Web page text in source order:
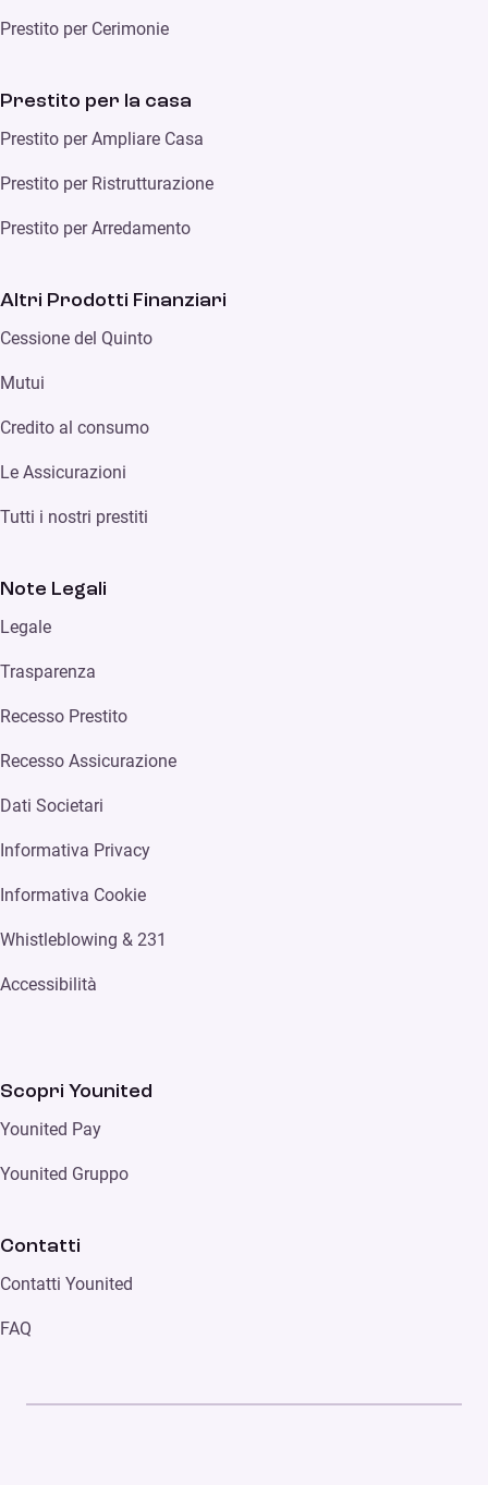
Prestito per Cerimonie
Prestito per la casa
Prestito per Ampliare Casa
Prestito per Ristrutturazione
Prestito per Arredamento
Altri Prodotti Finanziari
Cessione del Quinto
Mutui
Credito al consumo
Le Assicurazioni
Tutti i nostri prestiti
Note Legali
Legale
Trasparenza
Recesso Prestito
Recesso Assicurazione
Dati Societari
Informativa Privacy
Informativa Cookie
Whistleblowing & 231
Accessibilità
Scopri Younited
Younited Pay
Younited Gruppo
Contatti
Contatti Younited
FAQ